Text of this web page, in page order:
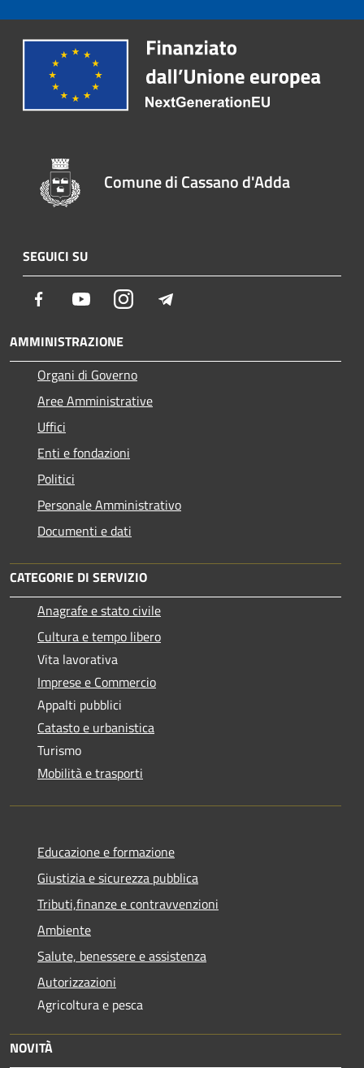
Comune di Cassano d'Adda
SEGUICI SU
Facebook YoutubeInstagram
AMMINISTRAZIONE
Organi di Governo
Aree Amministrative
Uffici
Enti e fondazioni
Politici
Personale Amministrativo
Documenti e dati
CATEGORIE DI SERVIZIO
Anagrafe e stato civile
Cultura e tempo libero
Vita lavorativa
Imprese e Commercio
Appalti pubblici
Catasto e urbanistica
Turismo
Mobilità e trasporti
Educazione e formazione
Giustizia e sicurezza pubblica
Tributi,finanze e contravvenzioni
Ambiente
Salute, benessere e assistenza
Autorizzazioni
Agricoltura e pesca
NOVITÀ